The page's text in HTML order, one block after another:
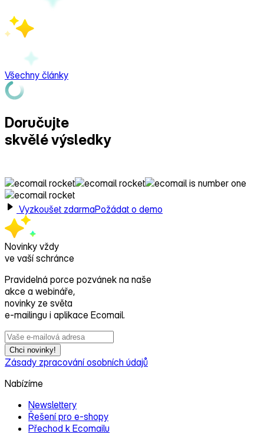
Všechny články
Doručujte
skvělé výsledky
Vyzkoušet zdarmaPožádat o demo
Novinky vždy
ve vaší schránce
Pravidelná porce pozvánek na naše
akce a webináře,
novinky ze světa
e‑mailingu i aplikace Ecomail.
Chci novinky!
Zásady zpracování osobních údajů
Nabízíme
Newslettery
Řešení pro e‑shopy
Přechod k Ecomailu